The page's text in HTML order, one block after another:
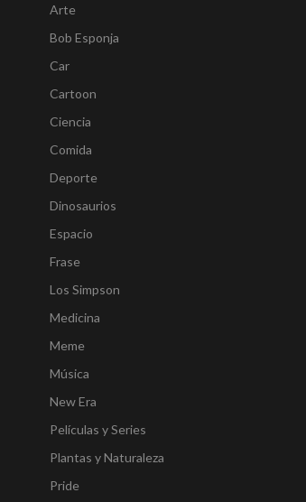
Arte
Bob Esponja
Car
Cartoon
Ciencia
Comida
Deporte
Dinosaurios
Espacio
Frase
Los Simpson
Medicina
Meme
Música
New Era
Películas y Series
Plantas y Naturaleza
Pride